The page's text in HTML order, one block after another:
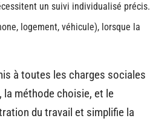
un suivi individualisé précis.
logement, véhicule), lorsque la
à toutes les charges sociales
la méthode choisie, et le
du travail et simplifie la